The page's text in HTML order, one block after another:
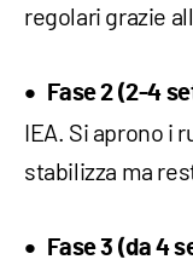
regolari grazie
Fase 2 (2-4
IEA. Si aprono i
stabilizza ma
Fase 3 (da 4